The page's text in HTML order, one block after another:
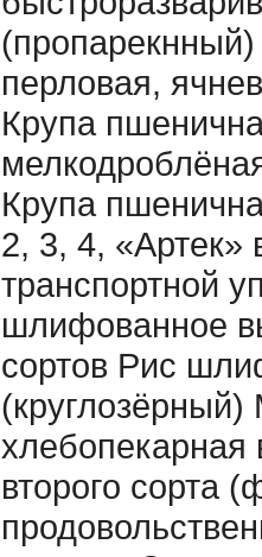
перловая,
Крупа
Крупа
2, 3, 4, «Артек»
транспортной
шлифованное
сортов Рис
хлебопекарная
второго сорта